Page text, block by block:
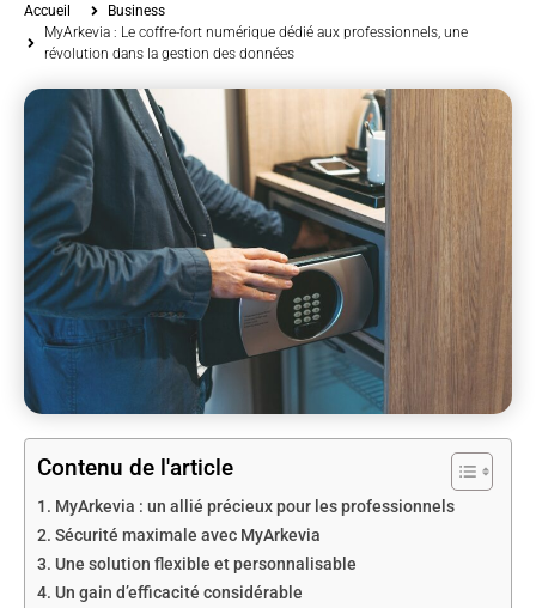
Accueil
Business
MyArkevia : Le coffre-fort numérique dédié aux professionnels, une
révolution dans la gestion des données
Contenu de l'article
MyArkevia : un allié précieux pour les professionnels
Sécurité maximale avec MyArkevia
Une solution flexible et personnalisable
Un gain d’efficacité considérable